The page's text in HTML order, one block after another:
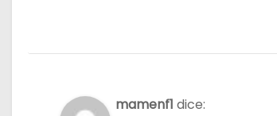
mamenf1 dice: